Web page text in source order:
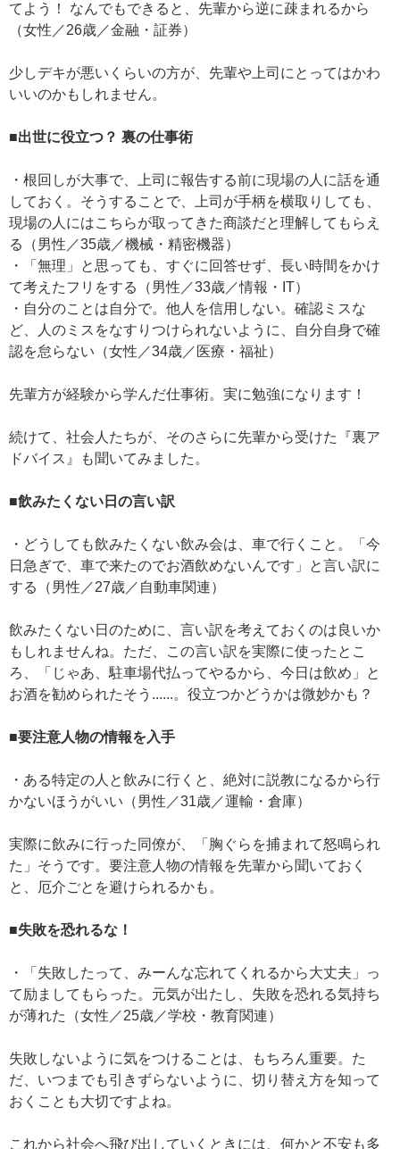
てよう！ なんでもできると、先輩から逆に疎まれるから
（女性／26歳／金融・証券）
少しデキが悪いくらいの方が、先輩や上司にとってはかわ
いいのかもしれません。
■出世に役立つ？ 裏の仕事術
・根回しが大事で、上司に報告する前に現場の人に話を通
しておく。そうすることで、上司が手柄を横取りしても、
現場の人にはこちらが取ってきた商談だと理解してもらえ
る（男性／35歳／機械・精密機器）
・「無理」と思っても、すぐに回答せず、長い時間をかけ
て考えたフリをする（男性／33歳／情報・IT）
・自分のことは自分で。他人を信用しない。確認ミスな
ど、人のミスをなすりつけられないように、自分自身で確
認を怠らない（女性／34歳／医療・福祉）
先輩方が経験から学んだ仕事術。実に勉強になります！
続けて、社会人たちが、そのさらに先輩から受けた『裏ア
ドバイス』も聞いてみました。
■飲みたくない日の言い訳
・どうしても飲みたくない飲み会は、車で行くこと。「今
日急ぎで、車で来たのでお酒飲めないんです」と言い訳に
する（男性／27歳／自動車関連）
飲みたくない日のために、言い訳を考えておくのは良いか
もしれませんね。ただ、この言い訳を実際に使ったとこ
ろ、「じゃあ、駐車場代払ってやるから、今日は飲め」と
お酒を勧められたそう......。役立つかどうかは微妙かも？
■要注意人物の情報を入手
・ある特定の人と飲みに行くと、絶対に説教になるから行
かないほうがいい（男性／31歳／運輸・倉庫）
実際に飲みに行った同僚が、「胸ぐらを捕まれて怒鳴られ
た」そうです。要注意人物の情報を先輩から聞いておく
と、厄介ごとを避けられるかも。
■失敗を恐れるな！
・「失敗したって、みーんな忘れてくれるから大丈夫」っ
て励ましてもらった。元気が出たし、失敗を恐れる気持ち
が薄れた（女性／25歳／学校・教育関連）
失敗しないように気をつけることは、もちろん重要。た
だ、いつまでも引きずらないように、切り替え方を知って
おくことも大切ですよね。
これから社会へ飛び出していくときには、何かと不安も多